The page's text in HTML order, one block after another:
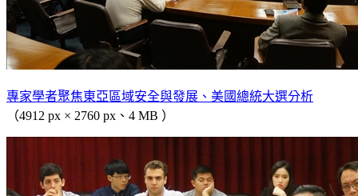
專家學者聚焦東亞區域安全與發展、美國總統大選分析
（4912 px × 2760 px、4 MB ）